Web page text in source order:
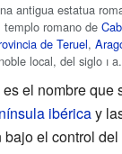
antigua estatua
templo romano de
de Teruel,
local, del siglo i
es el nombre que
ibéricay
el control del